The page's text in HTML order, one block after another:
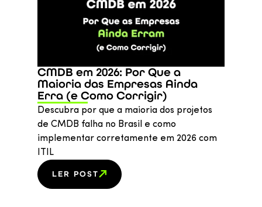
CMDB em 2026: Por Que a
Maioria das Empresas Ainda
Erra (e Como Corrigir)
Descubra por que a maioria dos projetos
de CMDB falha no Brasil e como
implementar corretamente em 2026 com
ITIL
LER POST